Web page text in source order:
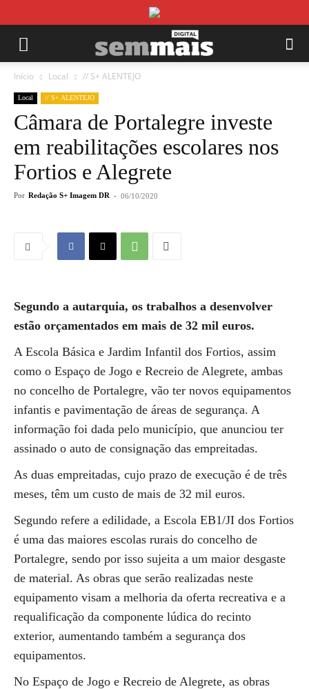
Início Local // S+ ALENTEJO
Local // S+ ALENTEJO
Câmara de Portalegre investe
em reabilitações escolares nos
Fortios e Alegrete
Por Redação S+ Imagem DR - 06/10/2020
Segundo a autarquia, os trabalhos a desenvolver
estão orçamentados em mais de 32 mil euros.
A Escola Básica e Jardim Infantil dos Fortios, assim
como o Espaço de Jogo e Recreio de Alegrete, ambas
no concelho de Portalegre, vão ter novos equipamentos
infantis e pavimentação de áreas de segurança. A
informação foi dada pelo município, que anunciou ter
assinado o auto de consignação das empreitadas.
As duas empreitadas, cujo prazo de execução é de três
meses, têm um custo de mais de 32 mil euros.
Segundo refere a edilidade, a Escola EB1/JI dos Fortios
é uma das maiores escolas rurais do concelho de
Portalegre, sendo por isso sujeita a um maior desgaste
de material. As obras que serão realizadas neste
equipamento visam a melhoria da oferta recreativa e a
requalificação da componente lúdica do recinto
exterior, aumentando também a segurança dos
equipamentos.
No Espaço de Jogo e Recreio de Alegrete, as obras